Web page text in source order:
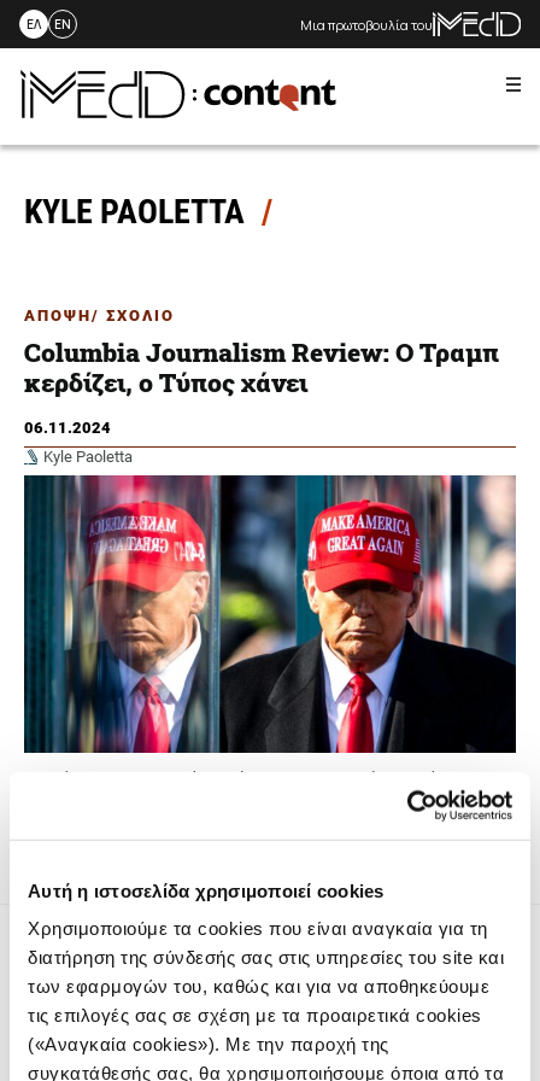
Αυτή η ιστοσελίδα χρησιμοποιεί cookies
Χρησιμοποιούμε τα cookies που είναι αναγκαία για τη
διατήρηση της σύνδεσής σας στις υπηρεσίες του site και
των εφαρμογών του, καθώς και για να αποθηκεύουμε
τις επιλογές σας σε σχέση με τα προαιρετικά cookies
(«Αναγκαία cookies»). Με την παροχή της
συγκατάθεσής σας, θα χρησιμοποιήσουμε όποια από τα
Skip
content
ΕΛ EN Μια πρωτοβουλία του
KYLE PAOLETTA
ΑΠΟΨΗ/ ΣΧΟΛΙΟ
Columbia Journalism Review: Ο Τραμπ
κερδίζει, ο Τύπος χάνει
06.11.2024
Kyle Paoletta
Η δεύτερη προεδρική θητεία Τραμπ μπορεί να πλήξει
Το iMEdD είναι ένας μη κερδοσκοπικός δημοσιογραφικός